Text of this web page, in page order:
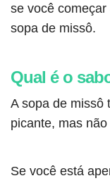
se você
sopa de missô.
Qual é o
A sopa de missô
picante, mas
Se você está